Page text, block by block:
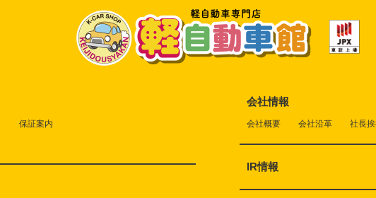
保証案内
会社情報
会社概要 会社沿革 社長
IR情報